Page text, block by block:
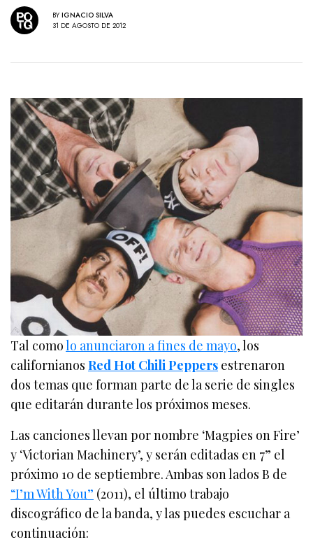
BY IGNACIO SILVA
31 DE AGOSTO DE 2012
Tal comolo anunciaron a fines de mayo, los
californianosRed Hot Chili Peppers estrenaron
dos temas que forman parte de la serie de singles
que editarán durante los próximos meses.
Las canciones llevan por nombre ‘Magpies on Fire’
y ‘Victorian Machinery’, y serán editadas en 7” el
próximo 10 de septiembre. Ambas son lados B de
“I’m With You” (2011), el último trabajo
discográfico de la banda, y las puedes escuchar a
continuación: